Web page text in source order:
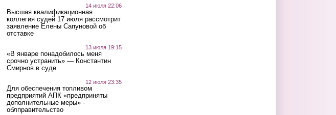
14 июля 22:06
Высшая квалификационная
коллегия судей 17 июля рассмотрит
заявление Елены Сапуновой об
отставке
13 июля 19:15
«В январе понадобилось меня
срочно устранить» — Константин
Смирнов в суде
12 июля 23:35
Для обеспечения топливом
предприятий АПК «предприняты
дополнительные меры» -
облправительство